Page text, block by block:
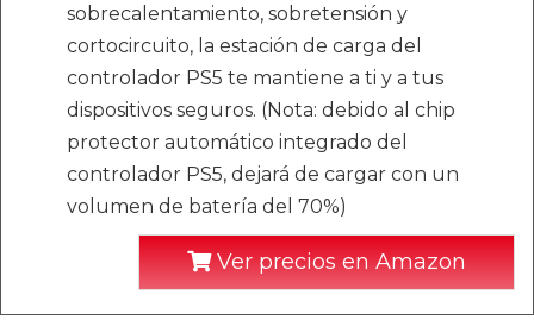
sobrecalentamiento, sobretensión y
cortocircuito, la estación de carga del
controlador PS5 te mantiene a ti y a tus
dispositivos seguros. (Nota: debido al chip
protector automático integrado del
controlador PS5, dejará de cargar con un
volumen de batería del 70%)
Ver precios en Amazon